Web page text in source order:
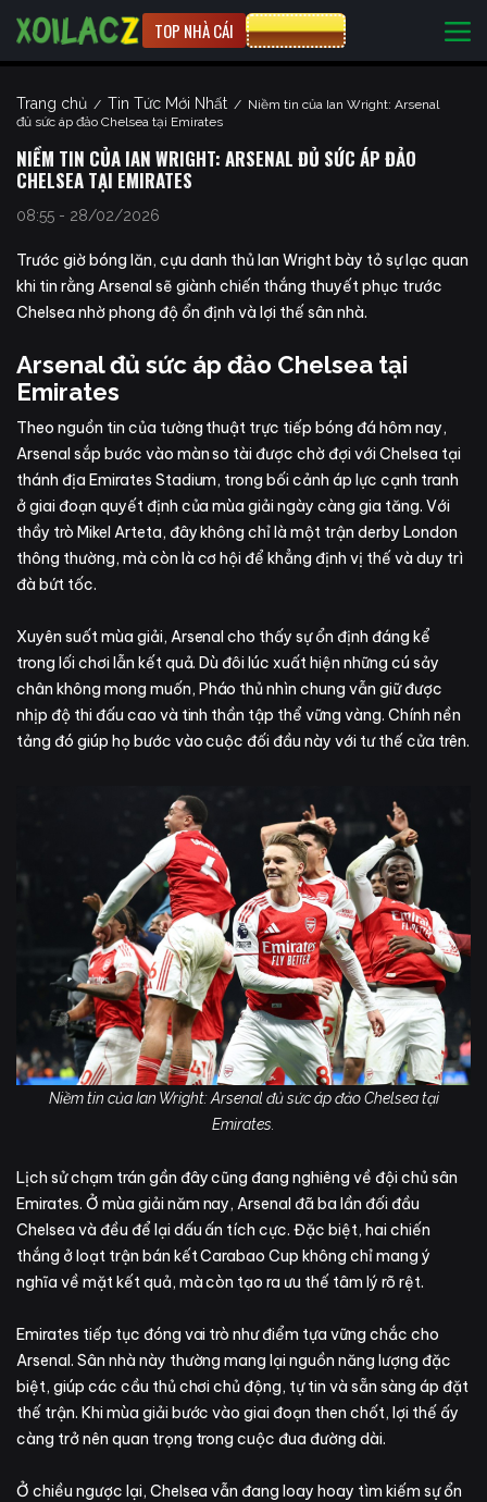
TOP NHÀ CÁI CƯỢC 8XBET
Trang chủ / Tin Tức Mới Nhất / Niềm tin của Ian Wright: Arsenal
đủ sức áp đảo Chelsea tại Emirates
NIỀM TIN CỦA IAN WRIGHT: ARSENAL ĐỦ SỨC ÁP ĐẢO
CHELSEA TẠI EMIRATES
08:55 - 28/02/2026
Trước giờ bóng lăn, cựu danh thủ Ian Wright bày tỏ sự lạc quan
khi tin rằng Arsenal sẽ giành chiến thắng thuyết phục trước
Chelsea nhờ phong độ ổn định và lợi thế sân nhà.
Arsenal đủ sức áp đảo Chelsea tại
Emirates
Theo nguồn tin của tường thuật trực tiếp bóng đá hôm nay,
Arsenal sắp bước vào màn so tài được chờ đợi với Chelsea tại
thánh địa Emirates Stadium, trong bối cảnh áp lực cạnh tranh
ở giai đoạn quyết định của mùa giải ngày càng gia tăng. Với
thầy trò Mikel Arteta, đây không chỉ là một trận derby London
thông thường, mà còn là cơ hội để khẳng định vị thế và duy trì
đà bứt tốc.
Xuyên suốt mùa giải, Arsenal cho thấy sự ổn định đáng kể
trong lối chơi lẫn kết quả. Dù đôi lúc xuất hiện những cú sảy
chân không mong muốn, Pháo thủ nhìn chung vẫn giữ được
nhịp độ thi đấu cao và tinh thần tập thể vững vàng. Chính nền
tảng đó giúp họ bước vào cuộc đối đầu này với tư thế cửa trên.
Niềm tin của Ian Wright: Arsenal đủ sức áp đảo Chelsea tại
Emirates.
Lịch sử chạm trán gần đây cũng đang nghiêng về đội chủ sân
Emirates. Ở mùa giải năm nay, Arsenal đã ba lần đối đầu
Chelsea và đều để lại dấu ấn tích cực. Đặc biệt, hai chiến
thắng ở loạt trận bán kết Carabao Cup không chỉ mang ý
nghĩa về mặt kết quả, mà còn tạo ra ưu thế tâm lý rõ rệt.
Emirates tiếp tục đóng vai trò như điểm tựa vững chắc cho
Arsenal. Sân nhà này thường mang lại nguồn năng lượng đặc
biệt, giúp các cầu thủ chơi chủ động, tự tin và sẵn sàng áp đặt
thế trận. Khi mùa giải bước vào giai đoạn then chốt, lợi thế ấy
càng trở nên quan trọng trong cuộc đua đường dài.
Ở chiều ngược lại, Chelsea vẫn đang loay hoay tìm kiếm sự ổn